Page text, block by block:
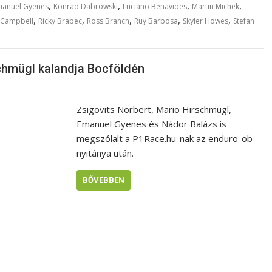
Gyenes, Konrad Dabrowski, Luciano Benavides, Martin Michek,
, Ricky Brabec, Ross Branch, Ruy Barbosa, Skyler Howes, Stefan
kalandja Bocföldén
Zsigovits Norbert, Mario Hirschmügl,
Emanuel Gyenes és Nádor Balázs is
megszólalt a P1Race.hu-nak az enduro-ob
nyitánya után.
BŐVEBBEN